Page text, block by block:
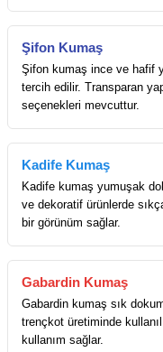
Şifon Kumaş
Şifon kumaş ince ve hafif
tercih edilir. Transparan
seçenekleri mevcuttur.
Kadife Kumaş
Kadife kumaş yumuşak
ve dekoratif ürünlerde
bir görünüm sağlar.
Gabardin Kumaş
Gabardin kumaş sık
trençkot üretiminde
kullanım sağlar.